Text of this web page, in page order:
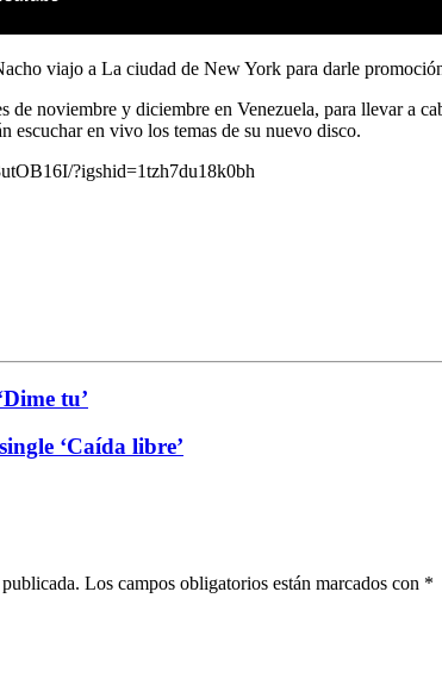
viajo a La ciudad de New York para darle
de noviembre y diciembre en Venezuela, para llevar a
escuchar en vivo los temas de su nuevo disco.
?igshid=1tzh7du18k0bh
tu’
‘Caída libre’
Los campos obligatorios están marcados con *